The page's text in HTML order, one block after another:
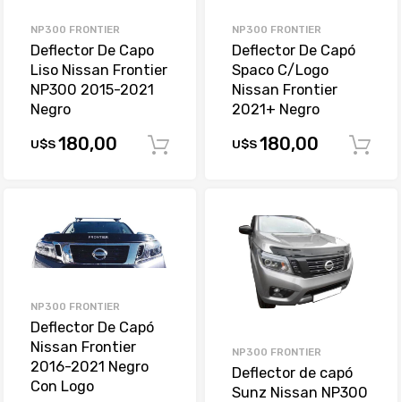
NP300 FRONTIER
Deflector De Capo
Liso Nissan Frontier
NP300 2015-2021
Negro
U$S180,00 Comprar
NP300 FRONTIER
Deflector De Capó
Spaco C/Logo
Nissan Frontier
2021+ Negro
U$S180,00
NP300 FRONTIER
Deflector De Capó
Nissan Frontier
2016-2021 Negro
Con Logo
NP300 FRONTIER
Deflector de capó
Sunz Nissan NP300